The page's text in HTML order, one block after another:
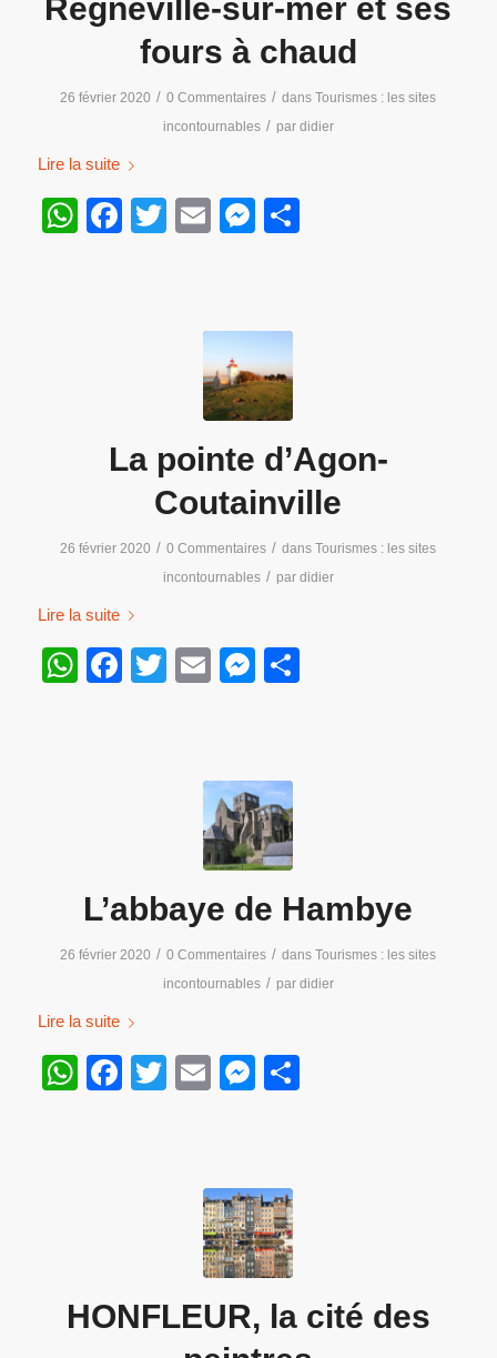
Regnéville-sur-mer et ses
fours à chaud
26 février 2020 / 0 Commentaires / dansTourismes : les sites
incontournables / par didier
Lire la suite
WhatsApp
Facebook
Twitter
EmailMessenger
La pointe d’Agon-
Coutainville
26 février 2020 / 0 Commentaires / dansTourismes : les sites
incontournables / par didier
Lire la suite
WhatsApp
Facebook
Twitter
EmailMessenger
L’abbaye de Hambye
26 février 2020 / 0 Commentaires / dansTourismes : les sites
incontournables / par didier
Lire la suite
WhatsApp
Facebook
Twitter
EmailMessenger
HONFLEUR, la cité des